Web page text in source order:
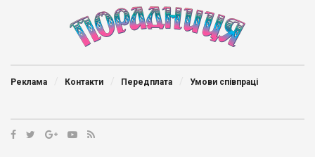
Реклама Контакти Передплата Умови співпраці